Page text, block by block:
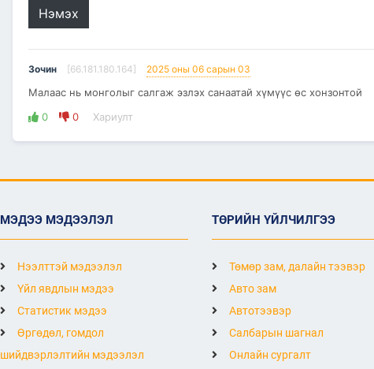
Нэмэх
Зочин [66.181.180.164] 2025 оны 06 сарын 03
Малаас нь монголыг салгаж эзлэх санаатай хүмүүс өс хонзонтой
0
0 Хариулт
МЭДЭЭ МЭДЭЭЛЭЛ
Нээлттэй мэдээлэл
Үйл явдлын мэдээ
Статистик мэдээ
Өргөдөл, гомдол
шийдвэрлэлтийн мэдээлэл
ТӨРИЙН ҮЙЛЧИЛГЭЭ
Төмөр зам, далайн тээвэр
Авто зам
Автотээвэр
Салбарын шагнал
Онлайн сургалт